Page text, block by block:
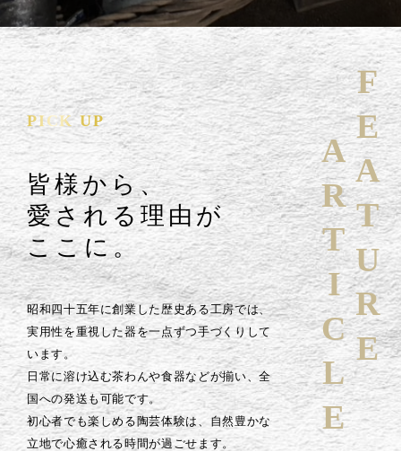
PICK UP
皆様から、
愛される理由が
ここに。
昭和四十五年に創業した歴史ある工房では、
実用性を重視した器を一点ずつ手づくりして
います。
日常に溶け込む茶わんや食器などが揃い、全
国への発送も可能です。
初心者でも楽しめる陶芸体験は、自然豊かな
立地で心癒される時間が過ごせます。
FEATURE
ARTICLE